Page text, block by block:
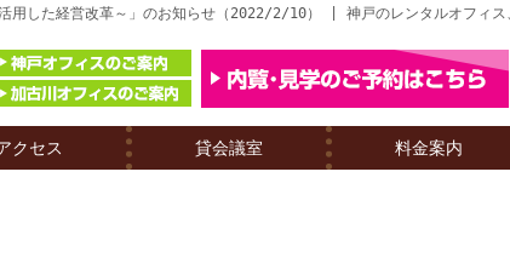
用した経営改革～」のお知らせ（2022/2/10） | 神戸のレンタルオフィス
クセス 貸会議室 料金案内